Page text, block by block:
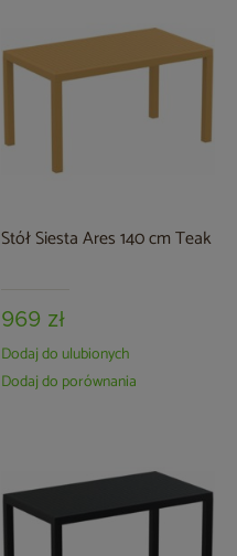
Stół Siesta Ares 140 cm Teak
969 zł
Dodaj do ulubionych
Dodaj do porównania